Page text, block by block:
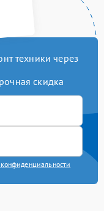
техники через
скидка